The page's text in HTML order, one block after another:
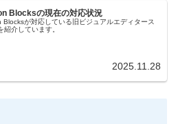
Blocksの現在の対応状況
Blocksが対応している旧ビジュアルエディタース
紹介しています。
2025.11.28